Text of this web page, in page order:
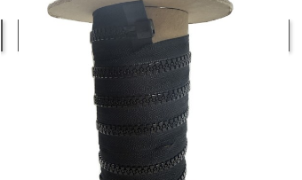
VOIR LE PRODUIT